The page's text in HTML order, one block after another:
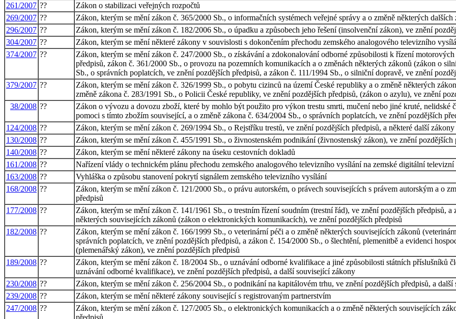
261/2007 ??
Zákon o stabilizaci veřejných rozpočtů
269/2007 ??
Zákon, kterým se mění zákon č. 365/2000 Sb., o informačních systémech veřejné správy a o změně některých
296/2007 ??
Zákon, kterým se mění zákon č. 182/2006 Sb., o úpadku a způsobech jeho řešení (insolvenční zákon), ve znění
304/2007 ??
Zákon, kterým se mění některé zákony v souvislosti s dokončením přechodu zemského analogového televizního
374/2007 ??
Zákon, kterým se mění zákon č. 247/2000 Sb., o získávání a zdokonalování odborné způsobilosti k řízení
předpisů, zákon č. 361/2000 Sb., o provozu na pozemních komunikacích a o změnách některých zákonů (zákon o
Sb., o správních poplatcích, ve znění pozdějších předpisů, a zákon č. 111/1994 Sb., o silniční dopravě, ve znění
379/2007 ??
Zákon, kterým se mění zákon č. 326/1999 Sb., o pobytu cizinců na území České republiky a o změně některých
změně zákona č. 283/1991 Sb., o Policii České republiky, ve znění pozdějších předpisů, (zákon o azylu), ve znění
38/2008 ??
Zákon o vývozu a dovozu zboží, které by mohlo být použito pro výkon trestu smrti, mučení nebo jiné kruté, nelidské
pomoci s tímto zbožím související, a o změně zákona č. 634/2004 Sb., o správních poplatcích, ve znění pozdějších
124/2008 ??
Zákon, kterým se mění zákon č. 269/1994 Sb., o Rejstříku trestů, ve znění pozdějších předpisů, a některé další zákony
130/2008 ??
Zákon, kterým se mění zákon č. 455/1991 Sb., o živnostenském podnikání (živnostenský zákon), ve znění
140/2008 ??
Zákon, kterým se mění některé zákony na úseku cestovních dokladů
161/2008 ??
Nařízení vlády o technickém plánu přechodu zemského analogového televizního vysílání na zemské digitální
163/2008 ??
Vyhláška o způsobu stanovení pokrytí signálem zemského televizního vysílání
168/2008 ??
Zákon, kterým se mění zákon č. 121/2000 Sb., o právu autorském, o právech souvisejících s právem autorským a o
předpisů
177/2008 ??
Zákon, kterým se mění zákon č. 141/1961 Sb., o trestním řízení soudním (trestní řád), ve znění pozdějších předpisů,
některých souvisejících zákonů (zákon o elektronických komunikacích), ve znění pozdějších předpisů
182/2008 ??
Zákon, kterým se mění zákon č. 166/1999 Sb., o veterinární péči a o změně některých souvisejících zákonů
správních poplatcích, ve znění pozdějších předpisů, a zákon č. 154/2000 Sb., o šlechtění, plemenitbě a evidenci
(plemenářský zákon), ve znění pozdějších předpisů
189/2008 ??
Zákon, kterým se mění zákon č. 18/2004 Sb., o uznávání odborné kvalifikace a jiné způsobilosti státních příslušníků
uznávání odborné kvalifikace), ve znění pozdějších předpisů, a další související zákony
230/2008 ??
Zákon, kterým se mění zákon č. 256/2004 Sb., o podnikání na kapitálovém trhu, ve znění pozdějších předpisů, a
239/2008 ??
Zákon, kterým se mění některé zákony související s registrovaným partnerstvím
247/2008 ??
Zákon, kterým se mění zákon č. 127/2005 Sb., o elektronických komunikacích a o změně některých souvisejících
předpisů